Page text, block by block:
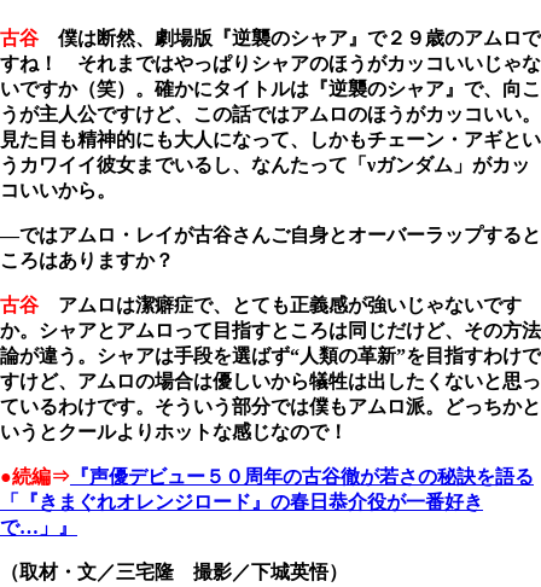
古谷 僕は断然、劇場版『逆襲のシャア』で２９歳のアムロで
すね！ それまではやっぱりシャアのほうがカッコいいじゃな
いですか（笑）。確かにタイトルは『逆襲のシャア』で、向こ
うが主人公ですけど、この話ではアムロのほうがカッコいい。
見た目も精神的にも大人になって、しかもチェーン・アギとい
うカワイイ彼女までいるし、なんたって「νガンダム」がカッ
コいいから。
―ではアムロ・レイが古谷さんご自身とオーバーラップすると
ころはありますか？
古谷
アムロは潔癖症で、とても正義感が強いじゃないです
か。シャアとアムロって目指すところは同じだけど、その方法
論が違う。シャアは手段を選ばず“人類の革新”を目指すわけで
すけど、アムロの場合は優しいから犠牲は出したくないと思っ
ているわけです。そういう部分では僕もアムロ派。どっちかと
いうとクールよりホットな感じなので！
●続編⇒ 『声優デビュー５０周年の古谷徹が若さの秘訣を語る
「『きまぐれオレンジロード』の春日恭介役が一番好き
で…」』
（取材・文／三宅隆 撮影／下城英悟）